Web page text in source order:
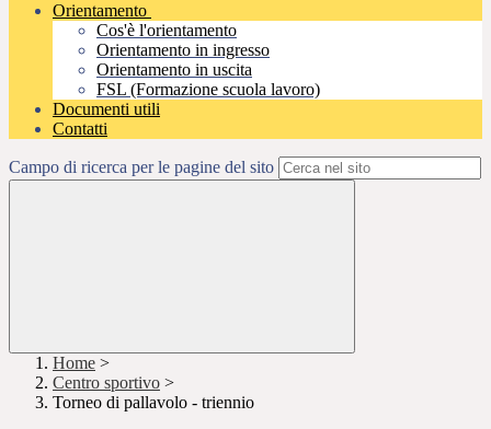
Orientamento
Cos'è l'orientamento
Orientamento in ingresso
Orientamento in uscita
FSL (Formazione scuola lavoro)
Documenti utili
Contatti
Campo di ricerca per le pagine del sito
Home >
Centro sportivo >
Torneo di pallavolo - triennio